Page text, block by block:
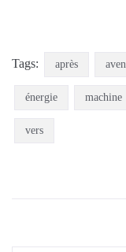
Tags: après
énergie machine
vers